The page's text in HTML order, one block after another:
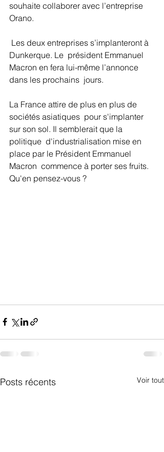
souhaite collaborer avec l’entreprise
Orano.
Dunkerque. Le  président Emmanuel
Macron en fera lui-même l’annonce
dans les prochains  jours.
La France attire de plus en plus de
sociétés asiatiques  pour s'implanter
sur son sol. Il semblerait que la
politique  d'industrialisation mise en
place par le Président Emmanuel
Macron  commence à porter ses fruits.
Qu'en pensez-vous ?
Posts récents Voir tout